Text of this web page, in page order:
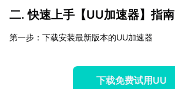
二. 快速上手【UU加速器】指南
第一步：下载安装最新版本的UU加速器
下载免费试用UU